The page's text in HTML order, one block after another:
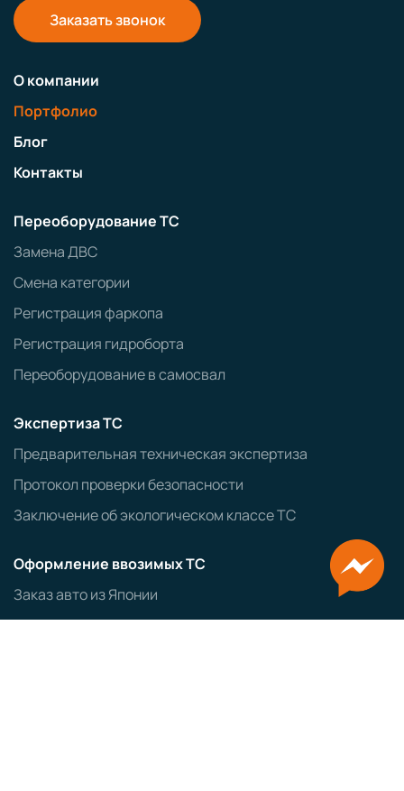
Заказать звонок
О компании
Портфолио
Блог
Контакты
Переоборудование ТС
Замена ДВС
Смена категории
Регистрация фаркопа
Регистрация гидроборта
Переоборудование в самосвал
Экспертиза ТС
Предварительная техническая экспертиза
Протокол проверки безопасности
Заключение об экологическом классе ТС
Оформление ввозимых ТС
Заказ авто из Японии
Заказ авто из Кореи